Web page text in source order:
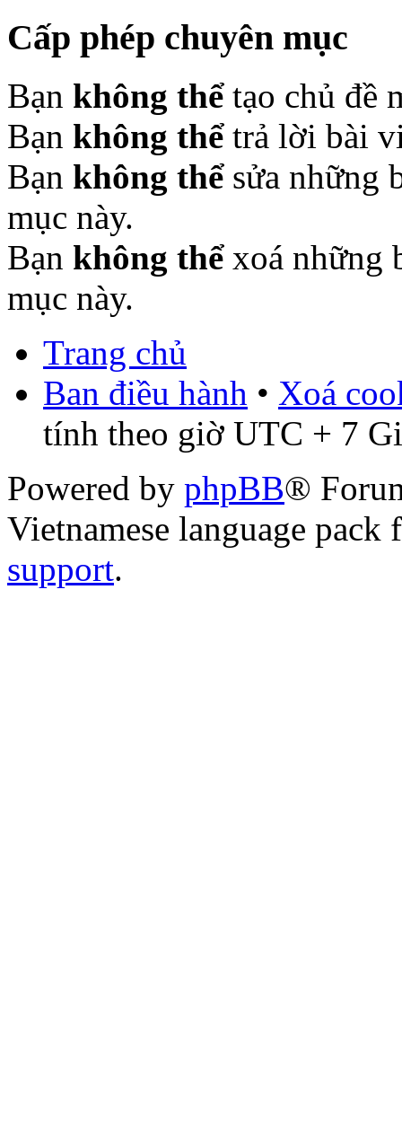
Cấp phép chuyên mục
Bạn không thểtạo chủ đề
Bạn không thểtrả lời bài
Bạn không thểsửa những
mục này.
Bạn không thểxoá những
mục này.
Trang chủ
Ban điều hành • Xoá
tính theo giờ UTC + 7
Powered by phpBB®
Vietnamese language
support.